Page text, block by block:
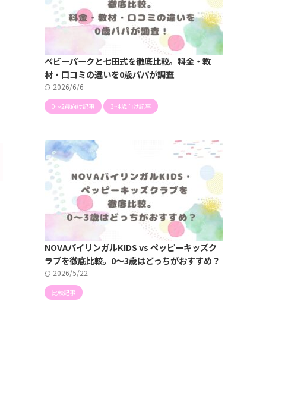
ベビーパークと七田式を徹底比較。料金・教
材・口コミの違いを0歳パパが調査
2026/6/6
0〜2歳向け記事 3~4歳向け記事
NOVAバイリンガルKIDS vs ペッピーキッズク
ラブを徹底比較。0〜3歳はどっちがおすすめ？
2026/5/22
比較記事